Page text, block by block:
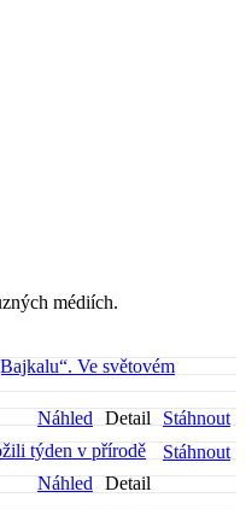
médiích.
Ve světovém
Stáhnout
Detail
Náhled
týden v přírodě
Stáhnout
Detail
Náhled